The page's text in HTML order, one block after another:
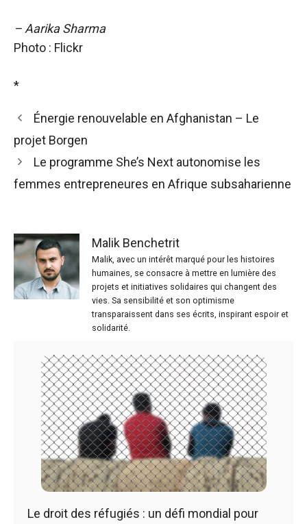
– Aarika Sharma
Photo : Flickr
*
Énergie renouvelable en Afghanistan – Le
projet Borgen
Le programme She’s Next autonomise les
femmes entrepreneures en Afrique subsaharienne
Malik Benchetrit
Malik, avec un intérêt marqué pour les histoires
humaines, se consacre à mettre en lumière des
projets et initiatives solidaires qui changent des
vies. Sa sensibilité et son optimisme
transparaissent dans ses écrits, inspirant espoir et
solidarité.
Le droit des réfugiés : un défi mondial pour